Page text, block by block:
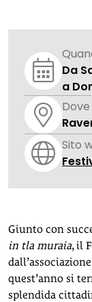
Da
a
Dove
Sito
Giunto con
in tla muraia, il
quest’anno si
splendida